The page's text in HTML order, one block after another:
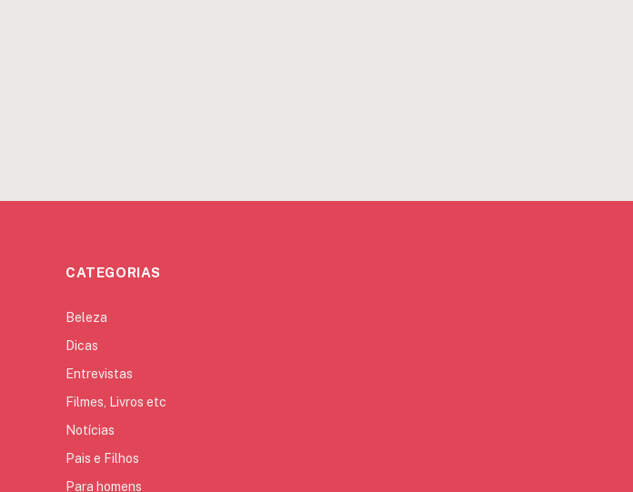
CATEGORIAS
Beleza
Dicas
Entrevistas
Filmes, Livros etc
Notícias
Pais e Filhos
Para homens